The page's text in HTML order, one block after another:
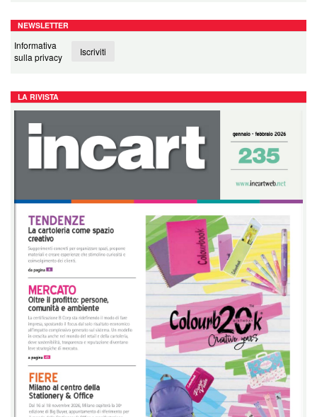
NEWSLETTER
Informativa
sulla privacy
Iscriviti
LA RIVISTA